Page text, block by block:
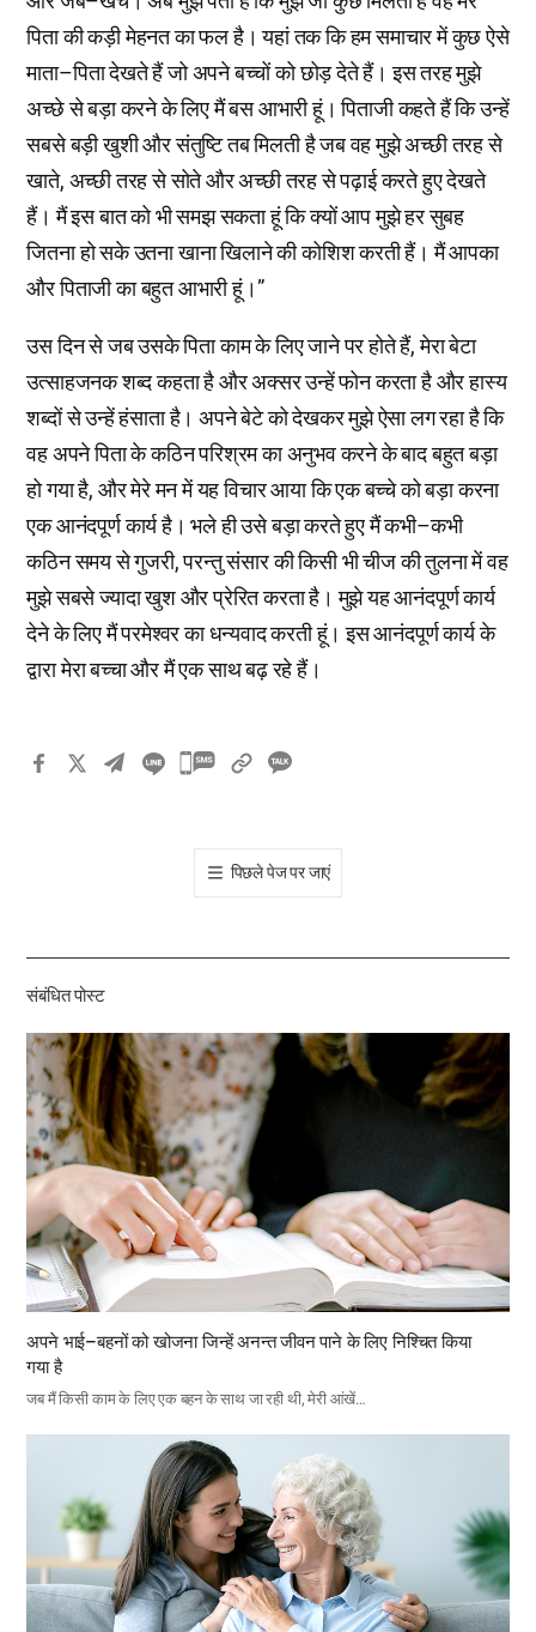
पिता की कड़ी मेहनत का फल है। यहां तक कि हम समाचार में कुछ ऐसे
माता–पिता देखते हैं जो अपने बच्चों को छोड़ देते हैं। इस तरह मुझे
अच्छे से बड़ा करने के लिए मैं बस आभारी हूं। पिताजी कहते हैं कि उन्हें
सबसे बड़ी खुशी और संतुष्टि तब मिलती है जब वह मुझे अच्छी तरह से
खाते, अच्छी तरह से सोते और अच्छी तरह से पढ़ाई करते हुए देखते
हैं। मैं इस बात को भी समझ सकता हूं कि क्यों आप मुझे हर सुबह
जितना हो सके उतना खाना खिलाने की कोशिश करती हैं। मैं आपका
और पिताजी का बहुत आभारी हूं।”
उस दिन से जब उसके पिता काम के लिए जाने पर होते हैं, मेरा बेटा
उत्साहजनक शब्द कहता है और अक्सर उन्हें फोन करता है और हास्य
शब्दों से उन्हें हंसाता है। अपने बेटे को देखकर मुझे ऐसा लग रहा है कि
वह अपने पिता के कठिन परिश्रम का अनुभव करने के बाद बहुत बड़ा
हो गया है, और मेरे मन में यह विचार आया कि एक बच्चे को बड़ा करना
एक आनंदपूर्ण कार्य है। भले ही उसे बड़ा करते हुए मैं कभी–कभी
कठिन समय से गुजरी, परन्तु संसार की किसी भी चीज की तुलना में वह
मुझे सबसे ज्यादा खुश और प्रेरित करता है। मुझे यह आनंदपूर्ण कार्य
देने के लिए मैं परमेश्वर का धन्यवाद करती हूं। इस आनंदपूर्ण कार्य के
द्वारा मेरा बच्चा और मैं एक साथ बढ़ रहे हैं।
카
톡
공
기
पिछले पेज पर जाएं
संबंधित पोस्ट
अपने भाई–बहनों को खोजना जिन्हें अनन्त जीवन पाने के लिए निश्चित किया
गया है
जब मैं किसी काम के लिए एक बहन के साथ जा रही थी, मेरी आंखें…